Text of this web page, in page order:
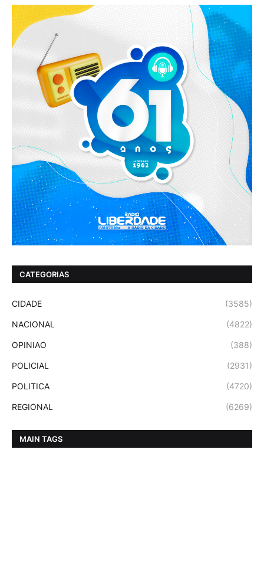
CATEGORIAS
CIDADE (3585)
NACIONAL (4822)
OPINIAO (388)
POLICIAL (2931)
POLITICA (4720)
REGIONAL (6269)
MAIN TAGS